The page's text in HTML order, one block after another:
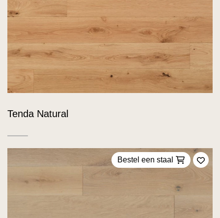
Tenda Natural
Bestel een staal